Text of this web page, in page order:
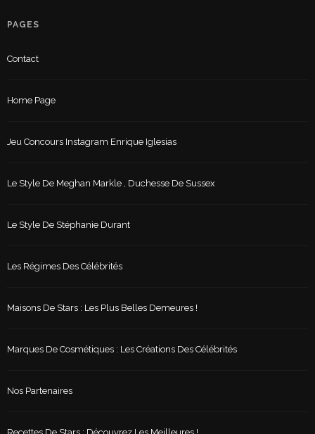
PAGES
Contact
Home Page
Jeu Concours Instagram Enrique Iglesias
Le Style De Meghan Markle , Duchesse De Sussex
Le Style De Stéphanie Durant
Les Régimes Des Célébrités
Maisons De Stars : Les Plus Belles Demeures !
Marques De Cosmétiques : Les Créations Des Célébrités
Nos Partenaires